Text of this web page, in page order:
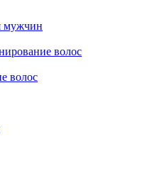
мужчин
волос
волос